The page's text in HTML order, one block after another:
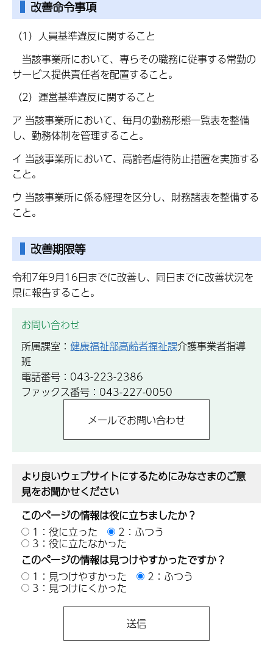
改善命令事項
（1）人員基準違反に関すること
当該事業所において、専らその職務に従事する常勤の
サービス提供責任者を配置すること。
（2）運営基準違反に関すること
ア 当該事業所において、毎月の勤務形態一覧表を整備
し、勤務体制を管理すること。
イ 当該事業所において、高齢者虐待防止措置を実施する
こと。
ウ 当該事業所に係る経理を区分し、財務諸表を整備する
こと。
改善期限等
令和7年9月16日までに改善し、同日までに改善状況を
県に報告すること。
お問い合わせ
所属課室： 健康福祉部高齢者福祉課介護事業者指導
班
電話番号：043-223-2386
ファックス番号：043-227-0050
より良いウェブサイトにするためにみなさまのご意
見をお聞かせください
このページの情報は役に立ちましたか？
1：役に立った
2：ふつう
3：役に立たなかった
このページの情報は見つけやすかったですか？
1：見つけやすかった
2：ふつう
3：見つけにくかった